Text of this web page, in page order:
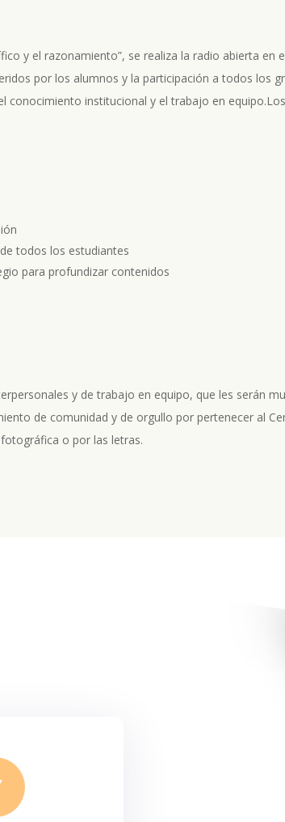
y el razonamiento”, se realiza la radio abierta en
por los alumnos y la participación a todos los
institucional y el trabajo en
todos los estudiantes
para profundizar contenidos
y de trabajo en equipo, que les serán
de comunidad y de orgullo por pertenecer al
o por las letras.